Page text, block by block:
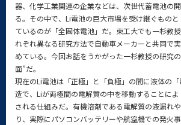
器、化学工業関連の企業などは、次世代蓄電池の
る。その中で、Li電池の巨大市場を受け継ぐもの
ているのが「全固体電池」だ。東工大でも一杉教
れぞれ異なる研究方法で自動車メーカーと共同で
めている。今回お話をうかがった一杉教授の研究
面”だ。
現在のLi電池は「正極」と「負極」の間に液体の
造で、Liが両極間の電解質の中を移動することに
される仕組みだ。有機溶剤である電解質の液漏れ
り、実際にパソコンバッテリーや航空機での発火